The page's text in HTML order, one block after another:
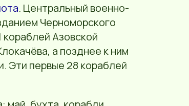
. Центральный военно-
Черноморского
кораблей Азовской
а позднее к ним
Эти первые 28 кораблей